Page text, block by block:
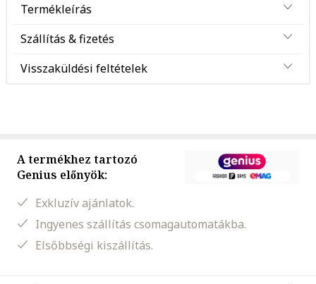
Termékleírás
Szállítás & fizetés
Visszaküldési feltételek
A termékhez tartozó
Genius előnyök:
Exkluzív ajánlatok.
Ingyenes szállítás csomagautomatákba.
Elsőbbségi kiszállítás.